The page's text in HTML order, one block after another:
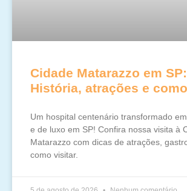
Cidade Matarazzo em SP:
História, atrações e
Um hospital centenário transformado
e de luxo em SP! Confira nossa visita à
Matarazzo com dicas de atrações,
como visitar.